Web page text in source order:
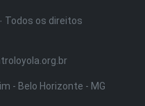
Todos os direitos
- Belo Horizonte - MG